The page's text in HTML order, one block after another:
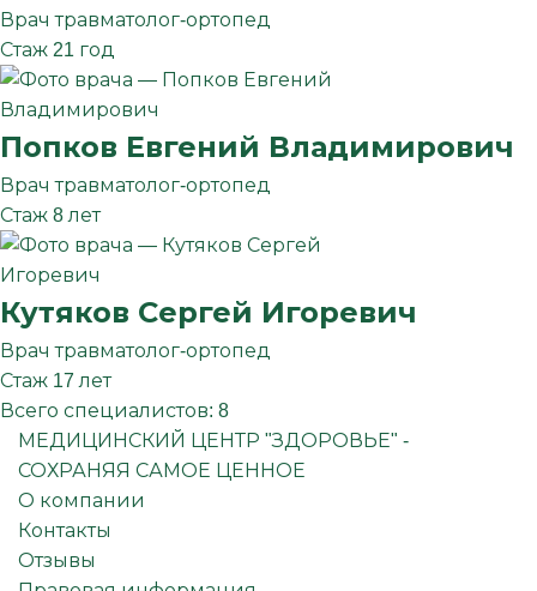
Врач травматолог-ортопед
Стаж 21 год
Попков Евгений Владимирович
Врач травматолог-ортопед
Стаж 8 лет
Кутяков Сергей Игоревич
Врач травматолог-ортопед
Стаж 17 лет
Всего специалистов: 8
МЕДИЦИНСКИЙ ЦЕНТР "ЗДОРОВЬЕ" -
СОХРАНЯЯ САМОЕ ЦЕННОЕ
О компании
Контакты
Отзывы